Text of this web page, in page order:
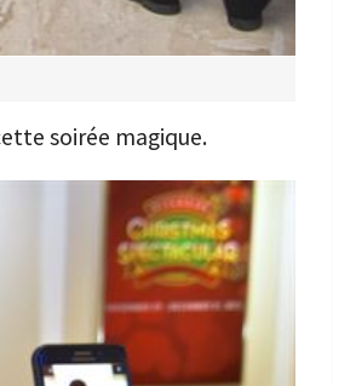
soirée magique.